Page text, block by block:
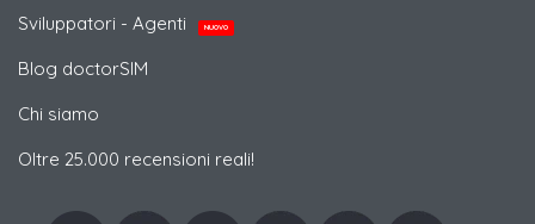
Sviluppatori - Agenti
NUOVO
Blog doctorSIM
Chi siamo
Oltre 25.000 recensioni reali!